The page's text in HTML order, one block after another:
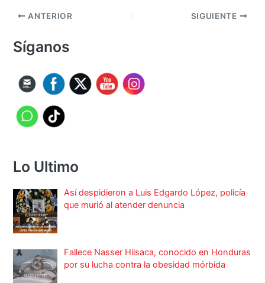
ANTERIOR SIGUIENTE
Síganos
Lo Ultimo
Así despidieron a Luis Edgardo López, policía
que murió al atender denuncia
Fallece Nasser Hilsaca, conocido en Honduras
por su lucha contra la obesidad mórbida